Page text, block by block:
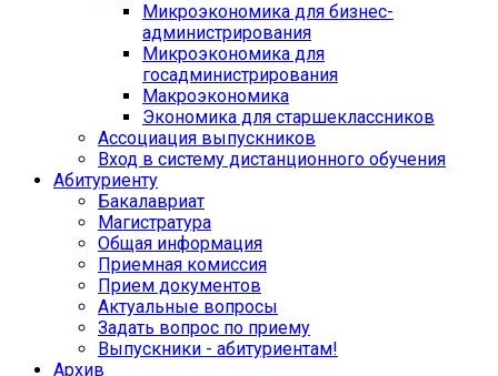
Микроэкономика для бизнес-
администрирования
Микроэкономика для
госадминистрирования
Макроэкономика
Экономика для старшеклассников
Ассоциация выпускников
Вход в систему дистанционного обучения
Абитуриенту
Бакалавриат
Магистратура
Общая информация
Приемная комиссия
Прием документов
Актуальные вопросы
Задать вопрос по приему
Выпускники - абитуриентам!
Архив